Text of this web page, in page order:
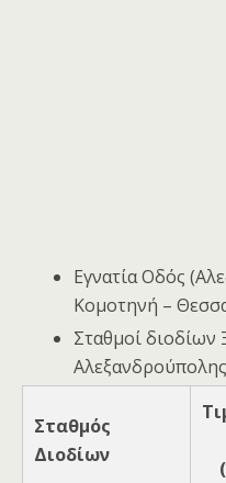
Εγνατία Οδός
Κομοτηνή –
Σταθμοί διοδίων
Αλεξανδρούπολης
Σταθμός
Διοδίων